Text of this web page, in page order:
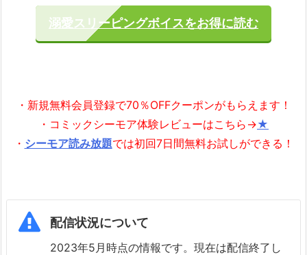
溺愛スリーピングボイスをお得に読む
・新規無料会員登録で70％OFFクーポンがもらえます！
・コミックシーモア体験レビューはこちら→★
・ シーモア読み放題では初回7日間無料お試しができる！
配信状況について
2023年5月時点の情報です。現在は配信終了し